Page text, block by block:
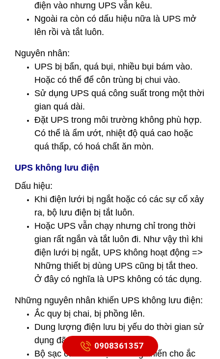
điện vào nhưng UPS vẫn kêu.
Ngoài ra còn có dấu hiệu nữa là UPS mở
lên rồi và tắt luôn.
Nguyên nhân:
UPS bị bẩn, quá bụi, nhiều bụi bám vào.
Hoặc có thể để côn trùng bị chui vào.
Sử dụng UPS quá công suất trong một thời
gian quá dài.
Đặt UPS trong môi trường không phù hợp.
Có thể là ẩm ướt, nhiệt độ quá cao hoặc
quá thấp, có hoá chất ăn mòn.
UPS không lưu điện
Dấu hiệu:
Khi điện lưới bị ngắt hoặc có các sự cố xảy
ra, bộ lưu điện bị tắt luôn.
Hoặc UPS vẫn chạy nhưng chỉ trong thời
gian rất ngắn và tắt luôn đi. Như vậy thì khi
điện lưới bị ngắt, UPS không hoạt động =>
Những thiết bị dùng UPS cũng bị tắt theo.
Ở đây có nghĩa là UPS không có tác dụng.
Những nguyên nhân khiến UPS không lưu điện:
Ắc quy bị chai, bị phồng lên.
Dung lượng điện lưu bị yếu do thời gian sử
dụng đã rất lâu.
Bộ sạc của UPS bị hư hỏng khiến cho ắc
0908361357